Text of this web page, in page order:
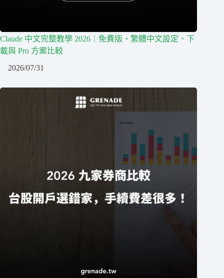
Claude 中文完整教學 2026｜免費版、繁體中文設定、下
載與 Pro 方案比較
2026/07/31